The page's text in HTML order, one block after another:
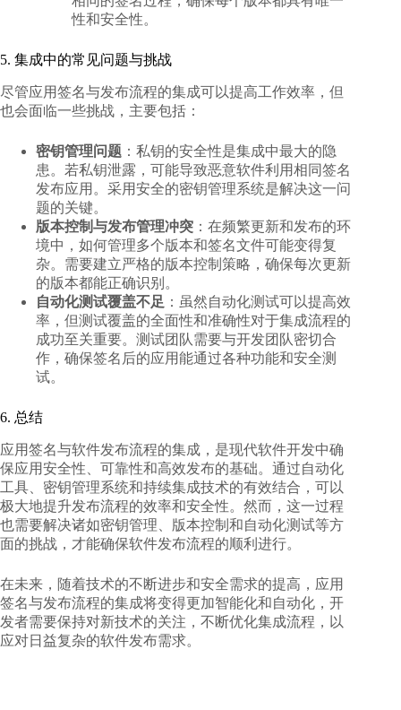
性和安全性。
5. 集成中的常见问题与挑战
尽管应用签名与发布流程的集成可以提高工作效率，但
也会面临一些挑战，主要包括：
密钥管理问题 ：私钥的安全性是集成中最大的隐
患。若私钥泄露，可能导致恶意软件利用相同签名
发布应用。采用安全的密钥管理系统是解决这一问
题的关键。
版本控制与发布管理冲突 ：在频繁更新和发布的环
境中，如何管理多个版本和签名文件可能变得复
杂。需要建立严格的版本控制策略，确保每次更新
的版本都能正确识别。
自动化测试覆盖不足 ：虽然自动化测试可以提高效
率，但测试覆盖的全面性和准确性对于集成流程的
成功至关重要。测试团队需要与开发团队密切合
作，确保签名后的应用能通过各种功能和安全测
试。
6. 总结
应用签名与软件发布流程的集成，是现代软件开发中确
保应用安全性、可靠性和高效发布的基础。通过自动化
工具、密钥管理系统和持续集成技术的有效结合，可以
极大地提升发布流程的效率和安全性。然而，这一过程
也需要解决诸如密钥管理、版本控制和自动化测试等方
面的挑战，才能确保软件发布流程的顺利进行。
在未来，随着技术的不断进步和安全需求的提高，应用
签名与发布流程的集成将变得更加智能化和自动化，开
发者需要保持对新技术的关注，不断优化集成流程，以
应对日益复杂的软件发布需求。